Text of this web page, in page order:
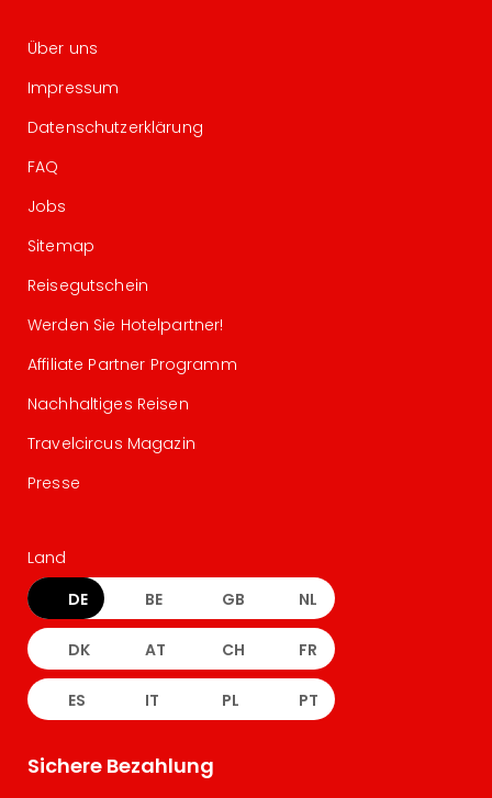
Über uns
Impressum
Datenschutzerklärung
FAQ
Jobs
Sitemap
Reisegutschein
Werden Sie Hotelpartner!
Affiliate Partner Programm
Nachhaltiges Reisen
Travelcircus Magazin
Presse
Land
DE BE GB NL
DK AT CH FR
ES IT PL PT
Sichere Bezahlung